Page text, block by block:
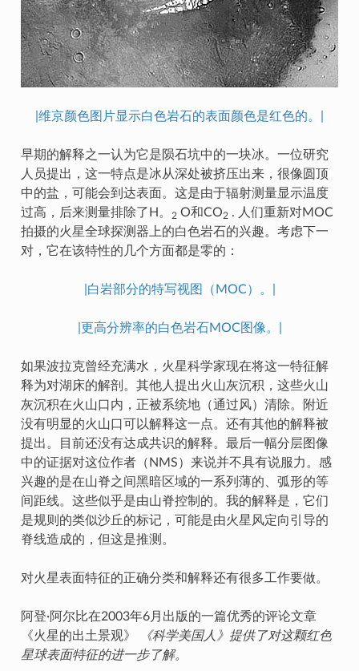
|维京颜色图片显示白色岩石的表面颜色是红色的。|
早期的解释之一认为它是陨石坑中的一块冰。一位研究
人员提出，这一特点是冰从深处被挤压出来，很像圆顶
中的盐，可能会到达表面。这是由于辐射测量显示温度
过高，后来测量排除了H。
2 O和CO2 . 人们重新对MOC
拍摄的火星全球探测器上的白色岩石的兴趣。考虑下一
对，它在该特性的几个方面都是零的：
|白岩部分的特写视图（MOC）。|
|更高分辨率的白色岩石MOC图像。|
如果波拉克曾经充满水，火星科学家现在将这一特征解
释为对湖床的解剖。其他人提出火山灰沉积，这些火山
灰沉积在火山口内，正被系统地（通过风）清除。附近
没有明显的火山口可以解释这一点。还有其他的解释被
提出。目前还没有达成共识的解释。最后一幅分层图像
中的证据对这位作者（NMS）来说并不具有说服力。感
兴趣的是在山脊之间黑暗区域的一系列薄的、弧形的等
间距线。这些似乎是由山脊控制的。我的解释是，它们
是规则的类似沙丘的标记，可能是由火星风定向引导的
脊线造成的，但这是推测。
对火星表面特征的正确分类和解释还有很多工作要做。
阿登·阿尔比在2003年6月出版的一篇优秀的评论文章
《火星的出土景观》
《科学美国人》提供了对这颗红色
星球表面特征的进一步了解。